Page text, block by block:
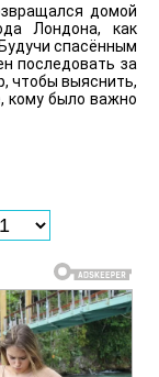
домой
Лондона, как
спасённым
последовать за
чтобы выяснить,
кому было важно